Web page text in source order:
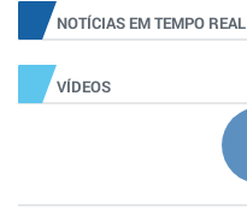
NOTÍCIAS EM TEMPO REAL
VÍDEOS